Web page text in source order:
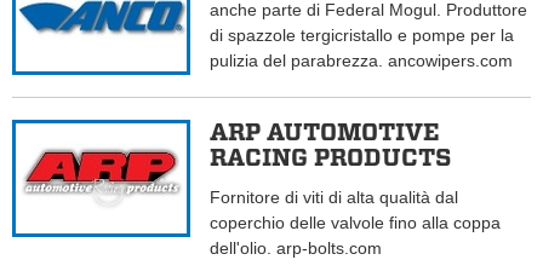
anche parte di Federal Mogul. Produttore
di spazzole tergicristallo e pompe per la
pulizia del parabrezza. ancowipers.com
ARP AUTOMOTIVE
RACING PRODUCTS
Fornitore di viti di alta qualità dal
coperchio delle valvole fino alla coppa
dell'olio. arp-bolts.com